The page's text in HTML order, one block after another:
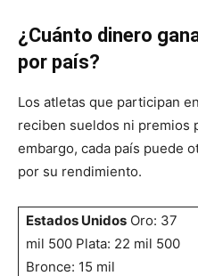
¿Cuánto dinero
por país?
Los atletas que participan
reciben sueldos ni premios
embargo, cada país puede
por su rendimiento.
Estados Unidos Oro: 37
mil 500 Plata: 22 mil 500
Bronce: 15 mil